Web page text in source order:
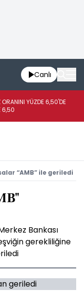
Canlı
YÜZDE 6,50'DE
6,50
“AMB” ile geriledi
Bankası
gerekliliğine